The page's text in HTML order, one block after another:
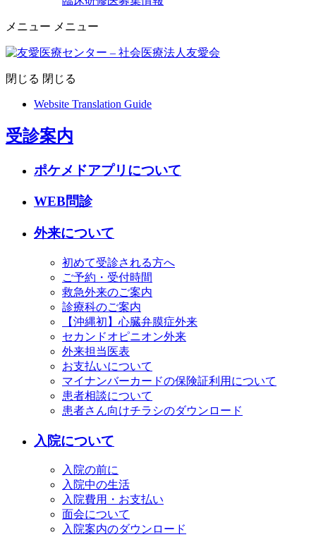
メニュー メニュー
閉じる 閉じる
Website Translation Guide
受診案内
ポケメドアプリについて
WEB問診
外来について
初めて受診される方へ
ご予約・受付時間
救急外来のご案内
診療科のご案内
【沖縄初】心臓弁膜症外来
セカンドオピニオン外来
外来担当医表
お支払いについて
マイナンバーカードの保険証利用について
患者相談について
患者さん向けチラシのダウンロード
入院について
入院の前に
入院中の生活
入院費用・お支払い
面会について
入院案内のダウンロード